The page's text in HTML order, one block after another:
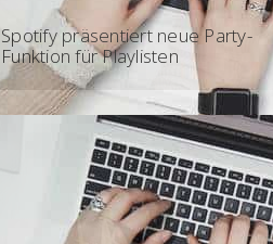
07:00 - Party
Spotify präsentiert neue Party-
Funktion für Playlisten